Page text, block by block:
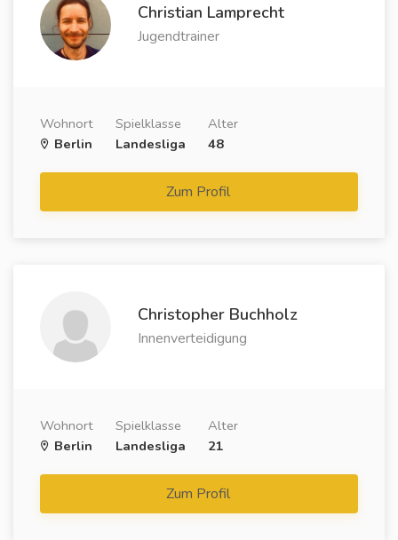
Christian Lamprecht
Jugendtrainer
Wohnort
Berlin
Spielklasse
Landesliga
Alter
48
Zum Profil
Christopher Buchholz
Innenverteidigung
Wohnort
Berlin
Spielklasse
Landesliga
Alter
21
Zum Profil